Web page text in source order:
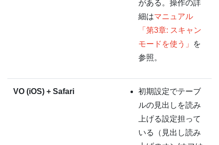
がある。操作の詳
細はマニュアル
「第3章: スキャン
モードを使う」
を
参照。
VO (iOS) + Safari
初期設定でテーブ
ルの見出しを読み
上げる設定担って
いる（見出し読み